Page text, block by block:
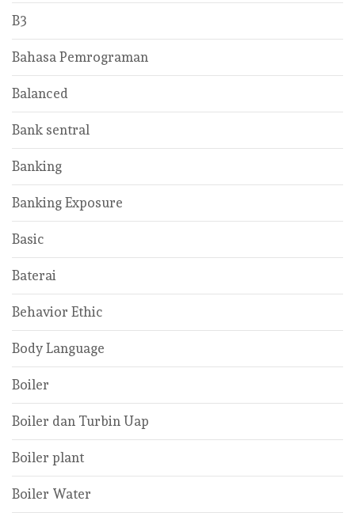
B3
Bahasa Pemrograman
Balanced
Bank sentral
Banking
Banking Exposure
Basic
Baterai
Behavior Ethic
Body Language
Boiler
Boiler dan Turbin Uap
Boiler plant
Boiler Water